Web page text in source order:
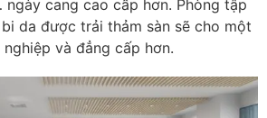
cang cao cấp hơn. Phòng tập
da được trải thảm sàn sẽ cho một
và đẳng cấp hơn.